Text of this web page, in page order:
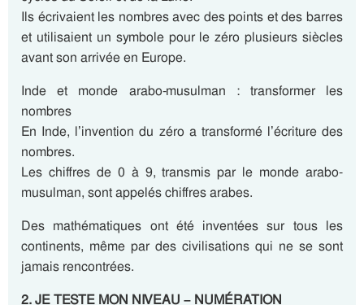
Ils écrivaient les nombres avec des points et des barres
et utilisaient un symbole pour le zéro plusieurs siècles
avant son arrivée en Europe.
Inde et monde arabo-musulman : transformer les
nombres
En Inde, l’invention du zéro a transformé l’écriture des
nombres.
Les chiffres de 0 à 9, transmis par le monde arabo-
musulman, sont appelés chiffres arabes.
Des mathématiques ont été inventées sur tous les
continents, même par des civilisations qui ne se sont
jamais rencontrées.
2. JE TESTE MON NIVEAU – NUMÉRATION